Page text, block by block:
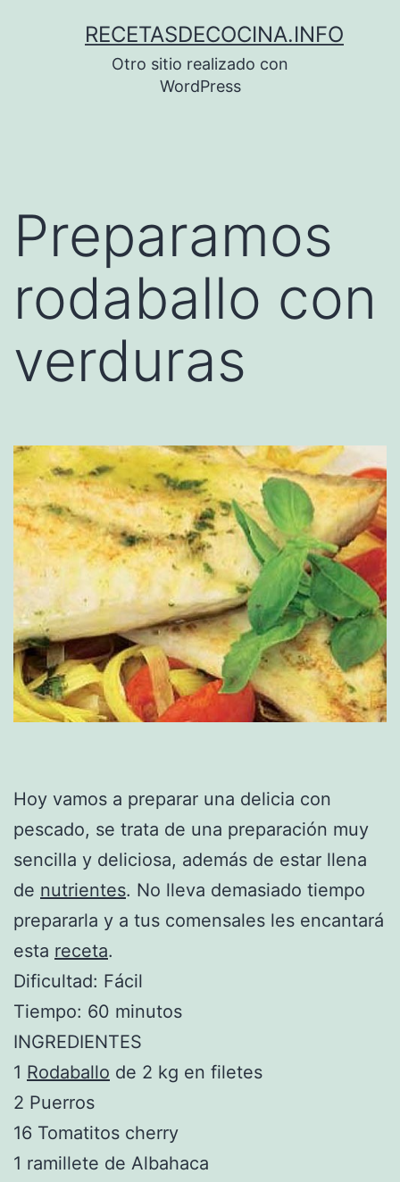
RECETASDECOCINA.INFO
Otro sitio realizado con
WordPress
Preparamos
rodaballo con
verduras
Hoy vamos a preparar una delicia con
pescado, se trata de una preparación muy
sencilla y deliciosa, además de estar llena
de nutrientes. No lleva demasiado tiempo
prepararla y a tus comensales les encantará
esta receta.
Dificultad: Fácil
Tiempo: 60 minutos
INGREDIENTES
1 Rodaballo de 2 kg en filetes
2 Puerros
16 Tomatitos cherry
1 ramillete de Albahaca